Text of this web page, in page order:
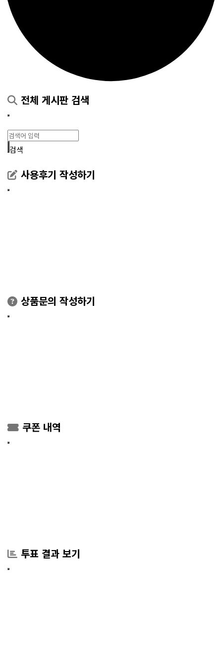
전체 게시판 검색
검색
사용후기 작성하기
상품문의 작성하기
쿠폰 내역
투표 결과 보기